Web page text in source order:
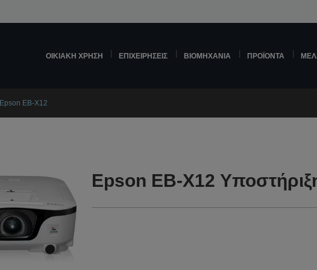
ΟΙΚΙΑΚΉ ΧΡΉΣΗ ΕΠΙΧΕΙΡΉΣΕΙΣ ΒΙΟΜΗΧΑΝΊΑ ΠΡΟΪΌΝΤΑ
Epson EB-X12
Epson EB-X12